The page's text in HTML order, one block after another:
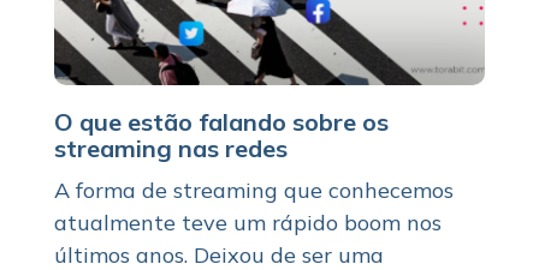
O que estão falando sobre os
streaming nas redes
A forma de streaming que conhecemos
atualmente teve um rápido boom nos
últimos anos. Deixou de ser uma